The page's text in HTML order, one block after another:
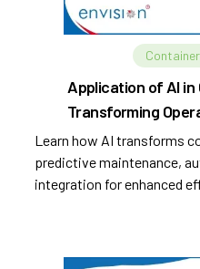
Application of AI in
Transforming
Learn how AI transforms
predictive maintenance,
integration for enhanced